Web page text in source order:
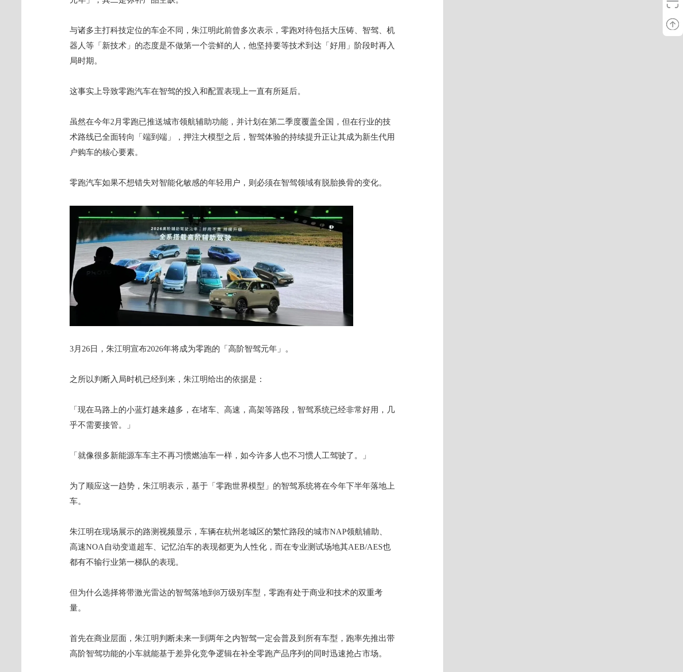
与诸多主打科技定位的车企不同，朱江明此前曾多次表示，零跑对待包括大压铸、智驾、机
器人等「新技术」的态度是不做第一个尝鲜的人，他坚持要等技术到达「好用」阶段时再入
局时期。
这事实上导致零跑汽车在智驾的投入和配置表现上一直有所延后。
虽然在今年2月零跑已推送城市领航辅助功能，并计划在第二季度覆盖全国，但在行业的技
术路线已全面转向「端到端」，押注大模型之后，智驾体验的持续提升正让其成为新生代用
户购车的核心要素。
零跑汽车如果不想错失对智能化敏感的年轻用户，则必须在智驾领域有脱胎换骨的变化。
3月26日，朱江明宣布2026年将成为零跑的「高阶智驾元年」。
之所以判断入局时机已经到来，朱江明给出的依据是：
「现在马路上的小蓝灯越来越多，在堵车、高速，高架等路段，智驾系统已经非常好用，几
乎不需要接管。」
「就像很多新能源车车主不再习惯燃油车一样，如今许多人也不习惯人工驾驶了。」
为了顺应这一趋势，朱江明表示，基于「零跑世界模型」的智驾系统将在今年下半年落地上
车。
朱江明在现场展示的路测视频显示，车辆在杭州老城区的繁忙路段的城市NAP领航辅助、
高速NOA自动变道超车、记忆泊车的表现都更为人性化，而在专业测试场地其AEB/AES也
都有不输行业第一梯队的表现。
但为什么选择将带激光雷达的智驾落地到8万级别车型，零跑有处于商业和技术的双重考
量。
首先在商业层面，朱江明判断未来一到两年之内智驾一定会普及到所有车型，跑率先推出带
高阶智驾功能的小车就能基于差异化竞争逻辑在补全零跑产品序列的同时迅速抢占市场。